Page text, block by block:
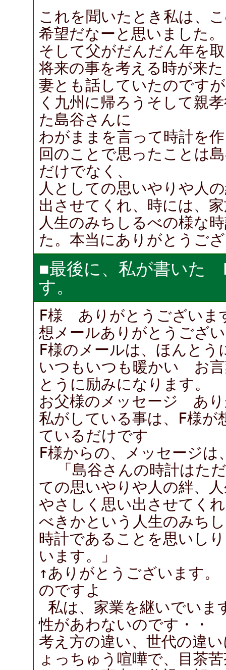
これを聞いたとき私は、
希望だなーと思いました。
そして父がだんだん年を
将来の事を考える時が来
妻とも話していたのです
く九州に帰ろうそして親
た島谷さんに
わがままを言って時計を
回のことで思ったことは
だけでなく、
人としての思いやりや人
出させてくれ、時には、
人生のみちしるべの様な
た。本当にありがとうご
■最後に、私が書いた
す。
F様 ありがとうござい
想メールありがとうござ
F様のメールは、ほんとう
いつもいつも暖かい お
とうに励みになります。
お父様のメッセージ あ
私がしている事は、F様が
ているだけです
F様からの、メッセージ
「島谷さんの時計はた
ての思いやりや人の絆、
やさしく思い出させてく
べきかという人生のみち
時計であることを思いし
います。」
↑ありがとうございます
のですよ
私は、家業を継いでい
性があわないのです・・
考え方の違い、世代の違
ょっちゅう喧嘩で、目茶